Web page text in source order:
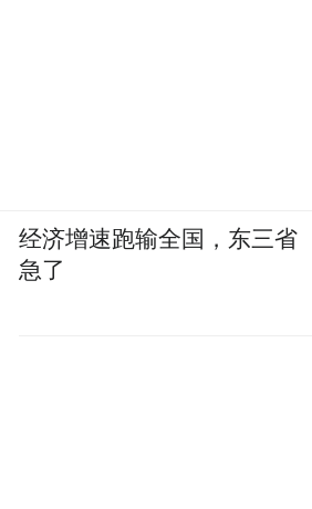
经济增速跑输全国，东三省
急了